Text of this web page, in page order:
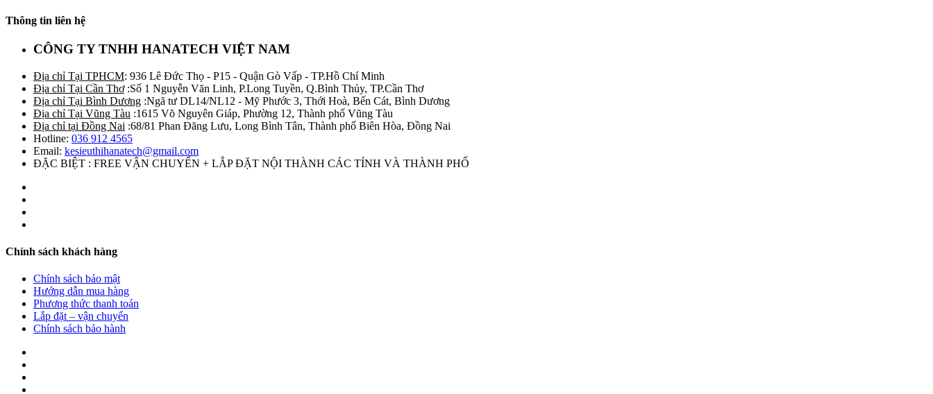
Thông tin liên hệ
CÔNG TY TNHH HANATECH VIỆT NAM
Địa chỉ Tại TPHCM: 936 Lê Đức Thọ - P15 - Quận Gò Vấp - TP.Hồ Chí Minh
Địa chỉ Tại Cần Thơ:Số 1 Nguyễn Văn Linh, P.Long Tuyền, Q.Bình Thủy, TP.Cần Thơ
Địa chỉ Tại Bình Dương :Ngã tư DL14/NL12 - Mỹ Phước 3, Thới Hoà, Bến Cát, Bình Dương
Địa chỉ Tại Vũng Tàu :1615 Võ Nguyên Giáp, Phường 12, Thành phố Vũng Tàu
Địa chỉ tại Đồng Nai :68/81 Phan Đăng Lưu, Long Bình Tân, Thành phố Biên Hòa, Đồng Nai
Hotline: 036 912 4565
Email: kesieuthihanatech@gmail.com
ĐẶC BIỆT : FREE VẬN CHUYỂN + LẮP ĐẶT NỘI THÀNH CÁC TỈNH VÀ THÀNH PHỐ
Chính sách khách hàng
Chính sách bảo mật
Hướng dẫn mua hàng
Phương thức thanh toán
Lắp đặt – vận chuyển
Chính sách bảo hành